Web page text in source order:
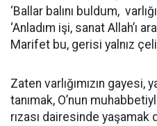
‘Ballar balını buldum,
‘Anladım işi, sanat Allah’ı
Marifet bu, gerisi yalnız
Zaten varlığımızın gayesi,
tanımak, O’nun
rızası dairesinde yaşamak